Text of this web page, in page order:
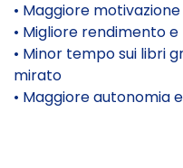
• Maggiore
• Migliore rendimento
• Minor tempo sui libri
mirato
• Maggiore autonomia